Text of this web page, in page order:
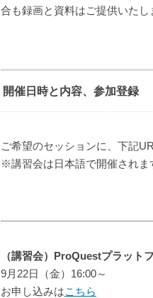
合も録画と資料はご提供いたし
開催日時と内容、参加登録
ご希望のセッションに、下記
※講習会は日本語で開催されま
（講習会）ProQuestプラット
9月22日（金）16:00～
お申し込みはこちら